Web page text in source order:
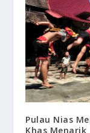
Pulau Nias
Khas Menarik